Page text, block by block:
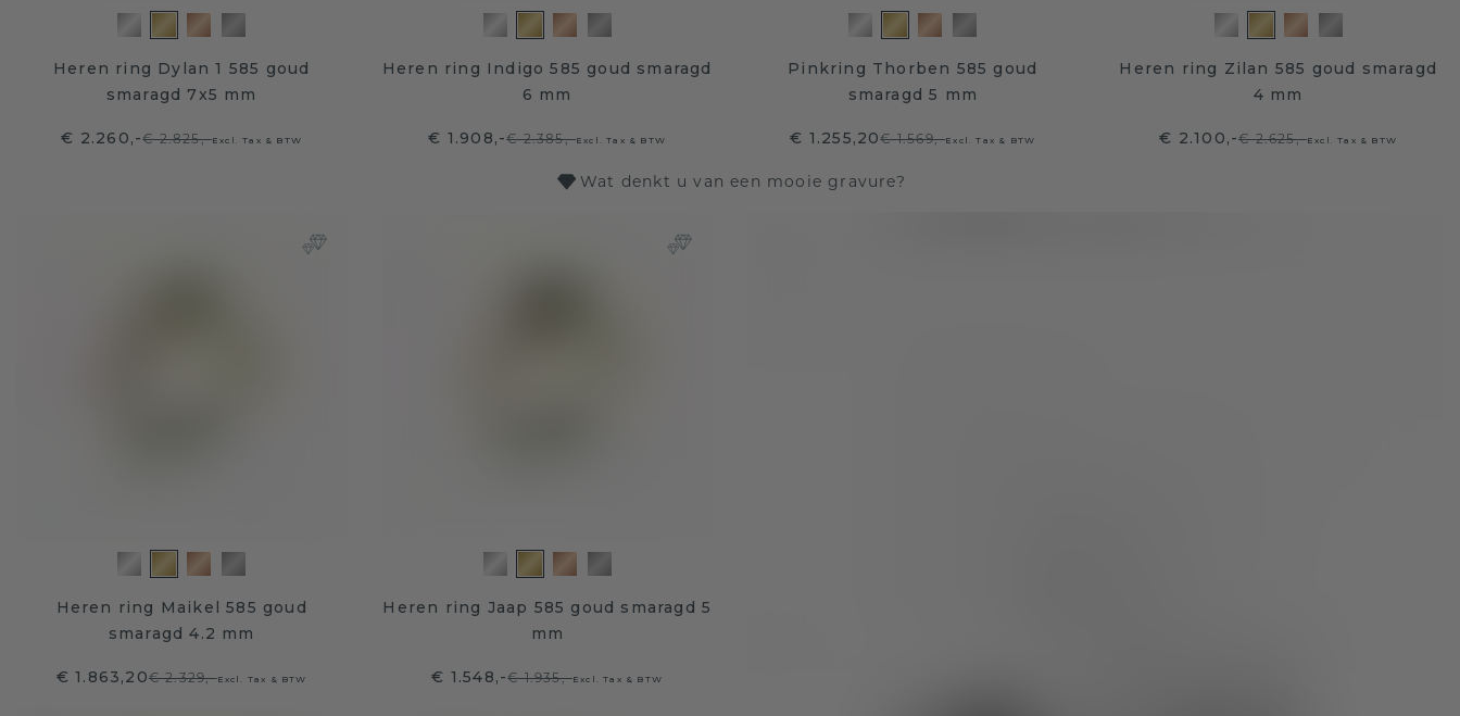
Heren ring Dylan 1 585 goud
smaragd 7x5 mm
€ 2.260,-€ 2.825,-Excl. Tax & BTW
Heren ring Indigo 585 goud smaragd
6 mm
€ 1.908,-€ 2.385,-Excl. Tax & BTW
Pinkring Thorben 585 goud
smaragd 5 mm
€ 1.255,20€ 1.569,-Excl. Tax & BTW
Heren ring Zilan 585 goud smaragd
4 mm
€ 2.100,-€ 2.625,-Excl. Tax & BTW
Wat denkt u van een mooie gravure?
Heren ring Maikel 585 goud
smaragd 4.2 mm
€ 1.863,20€ 2.329,-Excl. Tax & BTW
Heren ring Jaap 585 goud smaragd 5
mm
€ 1.548,-€ 1.935,-Excl. Tax & BTW